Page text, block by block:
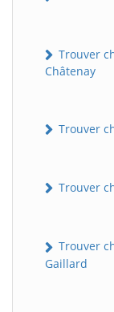
Trouver
Châtenay
Trouver
Trouver
Trouver
Gaillard